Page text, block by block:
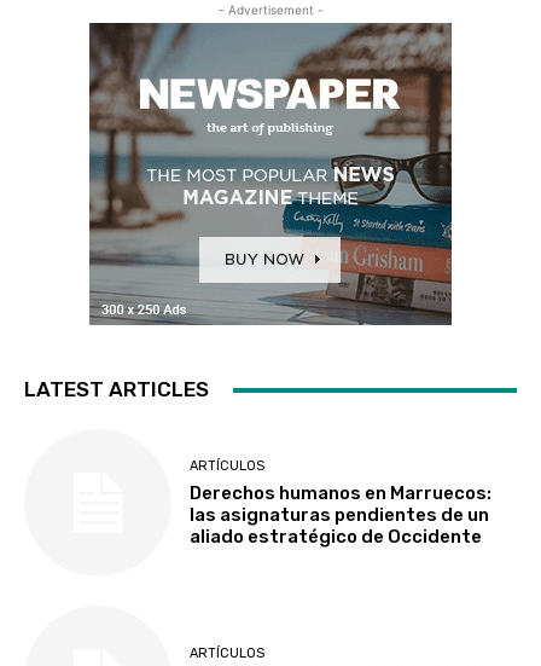
- Advertisement -
LATEST ARTICLES
ARTÍCULOS
Derechos humanos en Marruecos:
las asignaturas pendientes de un
aliado estratégico de Occidente
ARTÍCULOS